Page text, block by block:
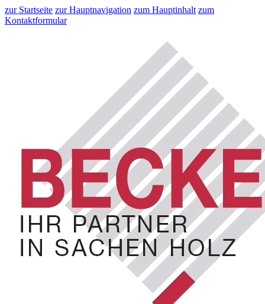
zur Startseite zur Hauptnavigation zum Hauptinhalt zum
Kontaktformular